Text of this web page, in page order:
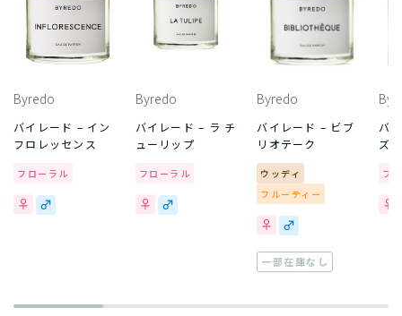
Byredo
バイレード – イン
フロレッセンス
フローラル
Byredo
バイレード – ラ チ
ューリップ
フローラル
Byredo
バイレード – ビブ
リオテーク
ウッディ
フルーティー
一部在庫なし
バ
ズ
フ